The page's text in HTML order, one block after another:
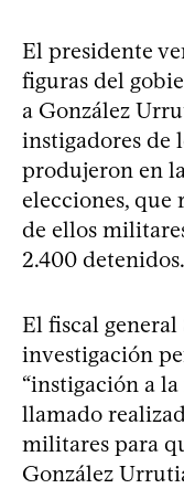
El presidente
figuras del
a González
instigadores de
produjeron en
elecciones, que
de ellos
2.400 detenidos.
El fiscal
investigación
“instigación a
llamado
militares para
González